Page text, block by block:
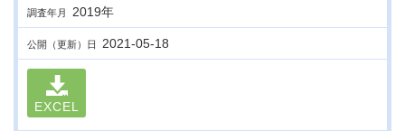
調査年月 2019年
公開（更新）日 2021-05-18
EXCEL